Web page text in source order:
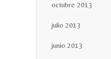
octubre 2013
julio 2013
junio 2013